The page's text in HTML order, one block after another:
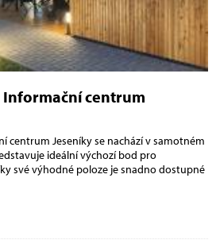
centrum
centrum Jeseníky se nachází v samotném
ideální výchozí bod pro
své výhodné poloze je snadno dostupné